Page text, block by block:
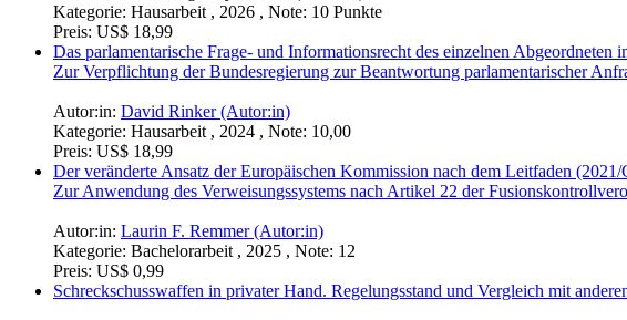
Kategorie: Hausarbeit , 2026 , Note: 10 Punkte
Preis: US$ 18,99
Das parlamentarische Frage- und Informationsrecht des einzelnen Abgeordneten
Zur Verpflichtung der Bundesregierung zur Beantwortung parlamentarischer
Autor:in: David Rinker (Autor:in)
Kategorie: Hausarbeit , 2024 , Note: 10,00
Preis: US$ 18,99
Der veränderte Ansatz der Europäischen Kommission nach dem Leitfaden (2021/
Zur Anwendung des Verweisungssystems nach Artikel 22 der
Autor:in: Laurin F. Remmer (Autor:in)
Kategorie: Bachelorarbeit , 2025 , Note: 12
Preis: US$ 0,99
Schreckschusswaffen in privater Hand. Regelungsstand und Vergleich mit